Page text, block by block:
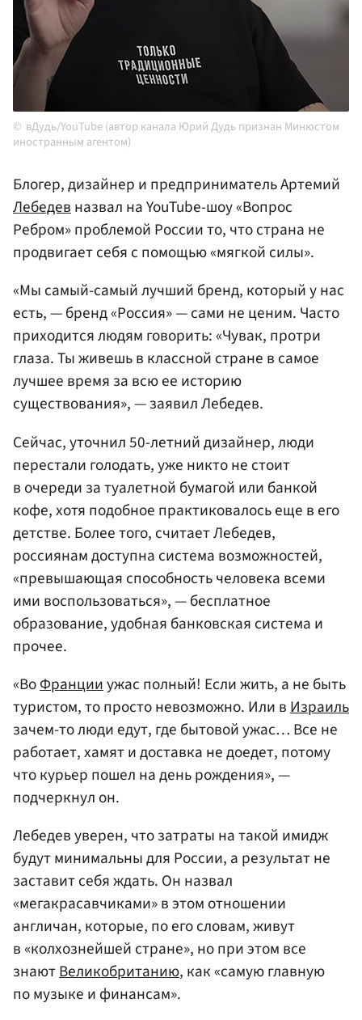
вДудь/YouTube (автор канала Юрий Дудь признан Минюстом
иностранным агентом)
Блогер, дизайнер и предприниматель Артемий
Лебедевназвал на YouTube-шоу «Вопрос
Ребром» проблемой России то, что страна не
продвигает себя с помощью «мягкой силы».
«Мы самый-самый лучший бренд, который у нас
есть, — бренд «Россия» — сами не ценим. Часто
приходится людям говорить: «Чувак, протри
глаза. Ты живешь в классной стране в самое
лучшее время за всю ее историю
существования», — заявил Лебедев.
Сейчас, уточнил 50-летний дизайнер, люди
перестали голодать, уже никто не стоит
в очереди за туалетной бумагой или банкой
кофе, хотя подобное практиковалось еще в его
детстве. Более того, считает Лебедев,
россиянам доступна система возможностей,
«превышающая способность человека всеми
ими воспользоваться», — бесплатное
образование, удобная банковская система и
прочее.
«ВоФранцииужас полный! Если жить, а не быть
туристом, то просто невозможно. Или вИзраиль
зачем-то люди едут, где бытовой ужас… Все не
работает, хамят и доставка не доедет, потому
что курьер пошел на день рождения», —
подчеркнул он.
Лебедев уверен, что затраты на такой имидж
будут минимальны для России, а результат не
заставит себя ждать. Он назвал
«мегакрасавчиками» в этом отношении
англичан, которые, по его словам, живут
в «колхознейшей стране», но при этом все
знаютВеликобританию, как «самую главную
по музыке и финансам».